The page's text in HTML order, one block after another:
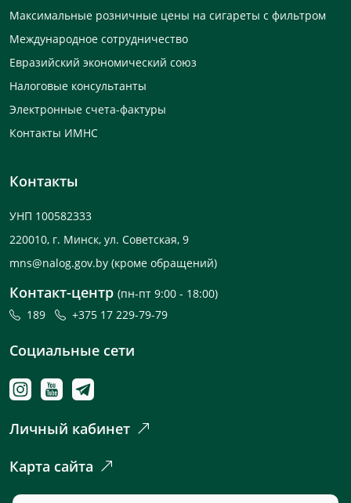
Максимальные розничные цены на сигареты с фильтром
Международное сотрудничество
Евразийский экономический союз
Налоговые консультанты
Электронные счета-фактуры
Контакты ИМНС
Контакты
УНП 100582333
220010, г. Минск, ул. Советская, 9
mns@nalog.gov.by (кроме обращений)
Контакт-центр (пн-пт 9:00 - 18:00)
189
+375 17 229-79-79
Социальные сети
Личный кабинет
Карта сайта